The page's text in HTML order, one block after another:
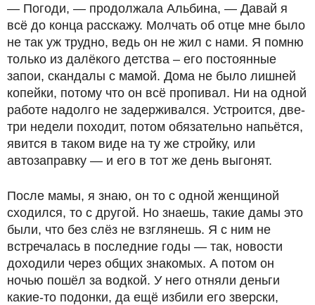
— Погоди, — продолжала Альбина, — Давай я
всё до конца расскажу. Молчать об отце мне было
не так уж трудно, ведь он не жил с нами. Я помню
только из далёкого детства – его постоянные
запои, скандалы с мамой. Дома не было лишней
копейки, потому что он всё пропивал. Ни на одной
работе надолго не задерживался. Устроится, две-
три недели походит, потом обязательно напьётся,
явится в таком виде на ту же стройку, или
автозаправку — и его в тот же день выгонят.
После мамы, я знаю, он то с одной женщиной
сходился, то с другой. Но знаешь, такие дамы это
были, что без слёз не взглянешь. Я с ним не
встречалась в последние годы — так, новости
доходили через общих знакомых. А потом он
ночью пошёл за водкой. У него отняли деньги
какие-то подонки, да ещё избили его зверски,